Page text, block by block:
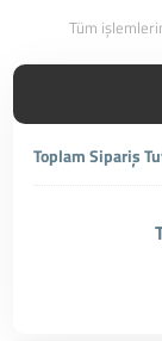
Tüm
Toplam Sipariş